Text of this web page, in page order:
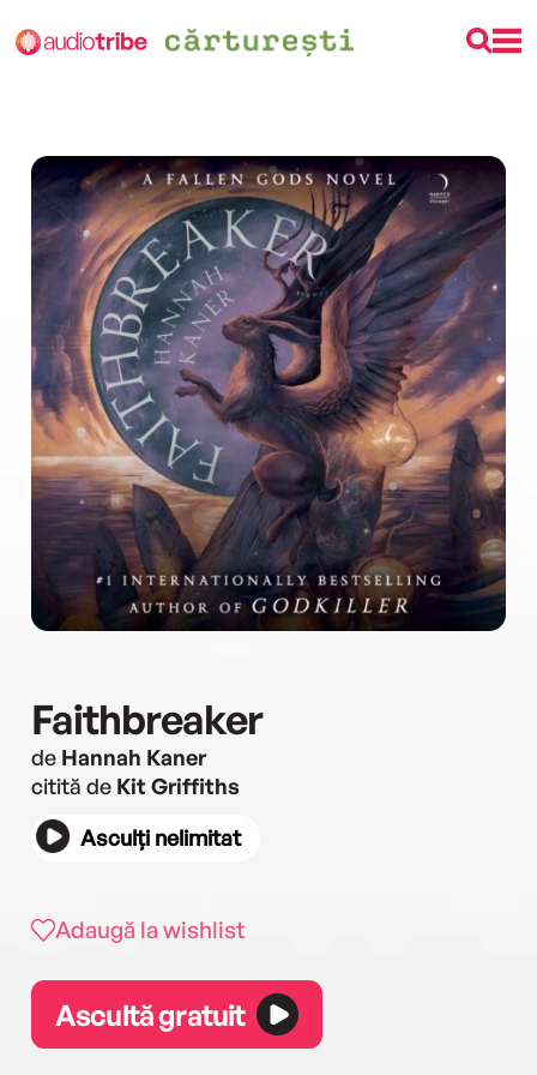
Faithbreaker
de Hannah Kaner
citită de Kit Griffiths
Asculți nelimitat
Adaugă la wishlist
Ascultă gratuit